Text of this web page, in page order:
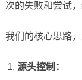
次的失败和尝试，
我们的核心思路
源头控制：